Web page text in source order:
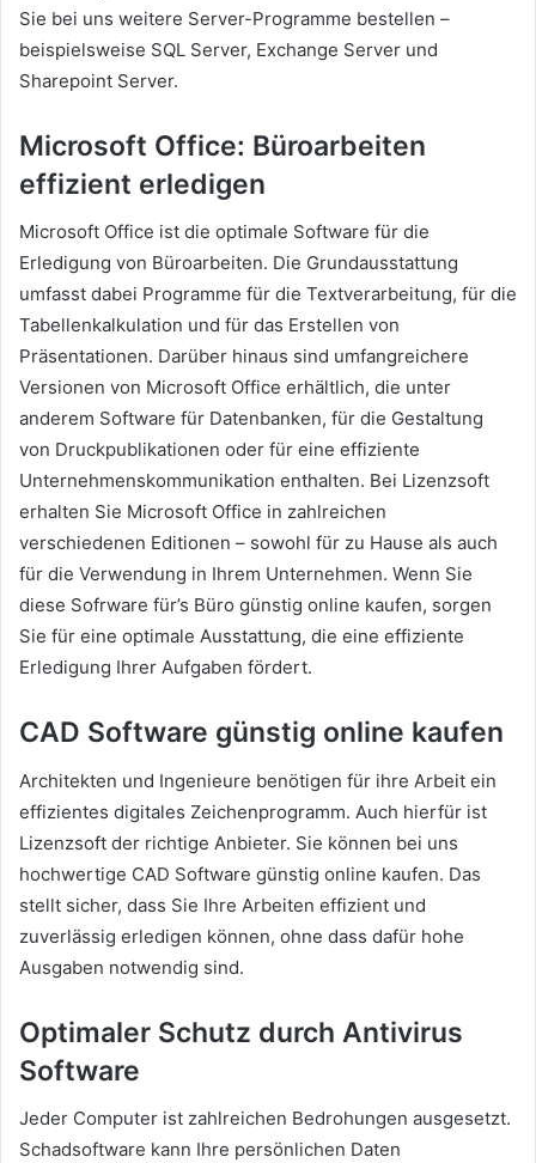
Sie bei uns weitere Server-Programme bestellen –
beispielsweise SQL Server, Exchange Server und
Sharepoint Server.
Microsoft Office: Büroarbeiten
effizient erledigen
Microsoft Office ist die optimale Software für die
Erledigung von Büroarbeiten. Die Grundausstattung
umfasst dabei Programme für die Textverarbeitung, für die
Tabellenkalkulation und für das Erstellen von
Präsentationen. Darüber hinaus sind umfangreichere
Versionen von Microsoft Office erhältlich, die unter
anderem Software für Datenbanken, für die Gestaltung
von Druckpublikationen oder für eine effiziente
Unternehmenskommunikation enthalten. Bei Lizenzsoft
erhalten Sie Microsoft Office in zahlreichen
verschiedenen Editionen – sowohl für zu Hause als auch
für die Verwendung in Ihrem Unternehmen. Wenn Sie
diese Sofrware für’s Büro günstig online kaufen, sorgen
Sie für eine optimale Ausstattung, die eine effiziente
Erledigung Ihrer Aufgaben fördert.
CAD Software günstig online kaufen
Architekten und Ingenieure benötigen für ihre Arbeit ein
effizientes digitales Zeichenprogramm. Auch hierfür ist
Lizenzsoft der richtige Anbieter. Sie können bei uns
hochwertige CAD Software günstig online kaufen. Das
stellt sicher, dass Sie Ihre Arbeiten effizient und
zuverlässig erledigen können, ohne dass dafür hohe
Ausgaben notwendig sind.
Optimaler Schutz durch Antivirus
Software
Jeder Computer ist zahlreichen Bedrohungen ausgesetzt.
Schadsoftware kann Ihre persönlichen Daten